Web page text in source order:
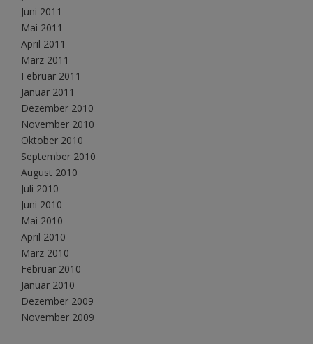
Juni 2011
Mai 2011
April 2011
März 2011
Februar 2011
Januar 2011
Dezember 2010
November 2010
Oktober 2010
September 2010
August 2010
Juli 2010
Juni 2010
Mai 2010
April 2010
März 2010
Februar 2010
Januar 2010
Dezember 2009
November 2009